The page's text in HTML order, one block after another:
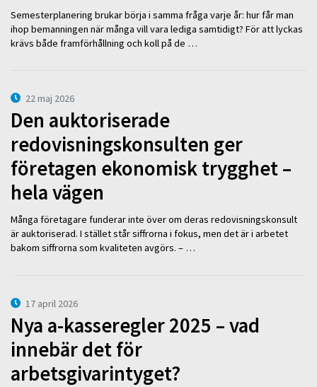
Semesterplanering brukar börja i samma fråga varje år: hur får man
ihop bemanningen när många vill vara lediga samtidigt? För att lyckas
krävs både framförhållning och koll på de …
22 maj 2026
Den auktoriserade
redovisningskonsulten ger
företagen ekonomisk trygghet –
hela vägen
Många företagare funderar inte över om deras redovisningskonsult
är auktoriserad. I stället står siffrorna i fokus, men det är i arbetet
bakom siffrorna som kvaliteten avgörs. – …
17 april 2026
Nya a-kasseregler 2025 – vad
innebär det för
arbetsgivarintyget?